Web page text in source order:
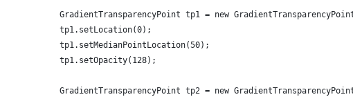
GradientTransparencyPoint tp1 = new
            tp1.setLocation(0);
            tp1.setMedianPointLocation(50);
            tp1.setOpacity(128);
GradientTransparencyPoint tp2 = new